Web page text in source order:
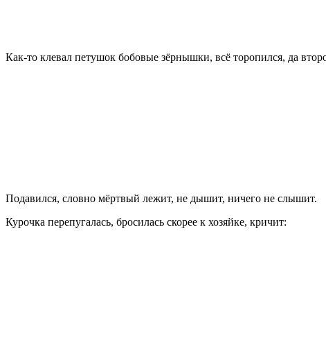
Как-то клевал петушок бобовые зёрнышки, всё торопился, да
Подавился, словно мёртвый лежит, не дышит, ничего не слышит.
Курочка перепугалась, бросилась скорее к хозяйке, кричит: